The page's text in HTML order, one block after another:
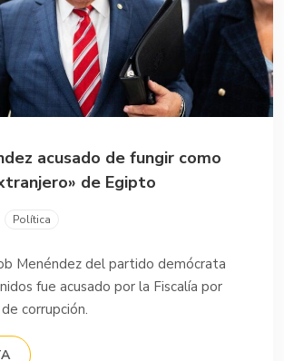
acusado de fungir como
de Egipto
Política
Menéndez del partido demócrata
fue acusado por la Fiscalía por
corrupción.